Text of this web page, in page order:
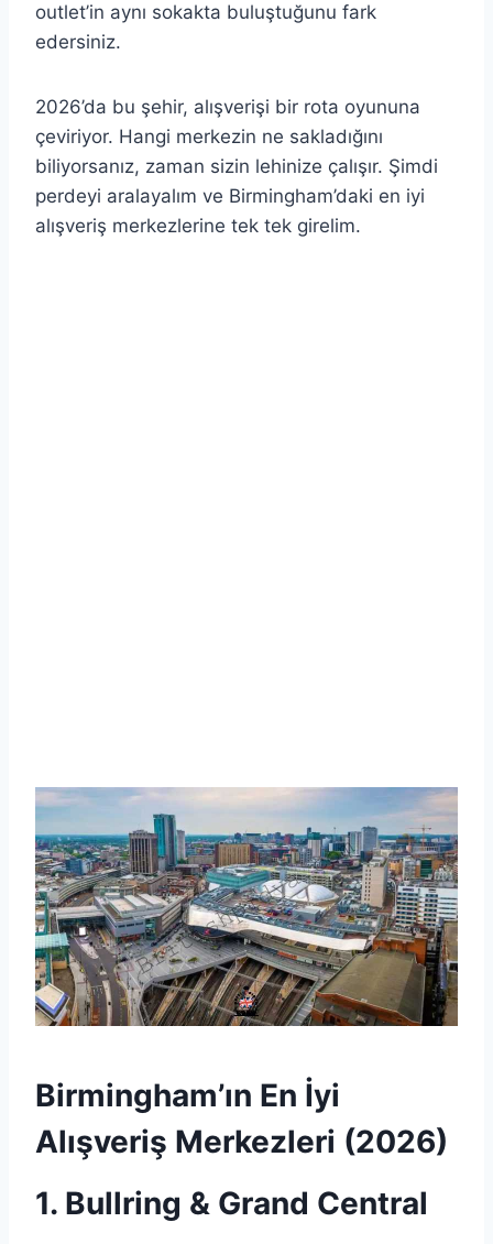
outlet’in aynı sokakta buluştuğunu fark
edersiniz.
2026’da bu şehir, alışverişi bir rota oyununa
çeviriyor. Hangi merkezin ne sakladığını
biliyorsanız, zaman sizin lehinize çalışır. Şimdi
perdeyi aralayalım ve Birmingham’daki en iyi
alışveriş merkezlerine tek tek girelim.
Birmingham’ın En İyi
Alışveriş Merkezleri (2026)
1. Bullring & Grand Central